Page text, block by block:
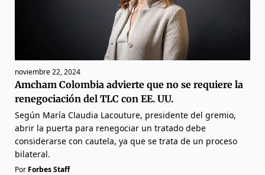
noviembre 22, 2024
Amcham Colombia advierte que no se requiere la
renegociación del TLC con EE. UU.
Según María Claudia Lacouture, presidente del gremio,
abrir la puerta para renegociar un tratado debe
considerarse con cautela, ya que se trata de un proceso
bilateral.
Por Forbes Staff